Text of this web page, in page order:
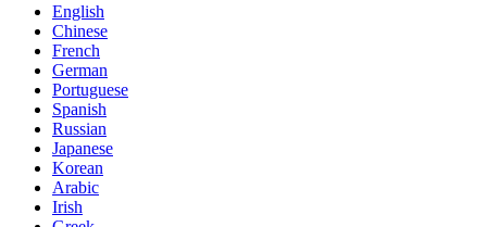
English
Chinese
French
German
Portuguese
Spanish
Russian
Japanese
Korean
Arabic
Irish